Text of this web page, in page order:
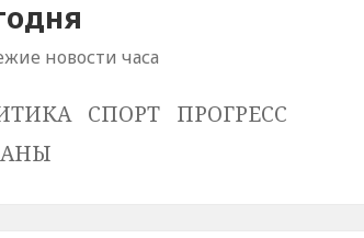
новости часа
СПОРТ
ПРОГРЕСС